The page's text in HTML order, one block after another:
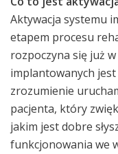
Aktywacja systemu
etapem procesu
rozpoczyna się już
implantowanych
zrozumienie
pacjenta, który
jakim jest dobre
funkcjonowania we